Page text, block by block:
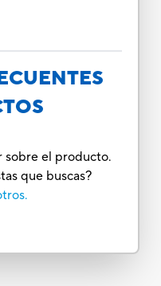
sobre el producto.
que buscas?